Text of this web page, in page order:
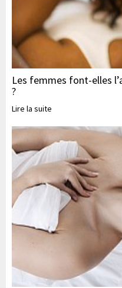
Les femmes font-elles
?
Lire la suite